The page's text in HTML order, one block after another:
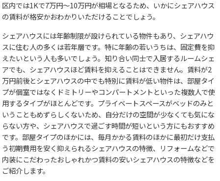
区内では1Kで7万円～10万円が相場となるため、いかにシェアハウス
の賃料が格安かおわかりいただけることでしょう。
シェアハウスには年齢制限が設けられている物件もあり、シェアハウ
スに住む人の多くは若年層です。特に年齢の若いうちは、固定費を抑
えたいという人も多いでしょう。知り合い同士で入居するルームシェ
アでも、シェアハウスほど賃料を抑えることはできません。賃料が2
万円前後とシェアハウスの中でも特別に賃料が低い物件は、部屋タイ
プが個室ではなくドミトリーやコンパートメントといった複数人で使
用するタイプがほとんどです。プライベートスペースがベッドのみと
いうこともめずらしくないため、自分だけの空間が少なくても気にな
らない方や、シェアハウスで過ごす時間が短いという方にもおすすめ
です。部屋タイプのほかには、毎月かかる賃料のほかに最初だけ支払
う初期費用を安く抑えられるシェアハウスの特徴、リフォームなどで
内装にこだわったおしゃれかつ賃料の安いシェアハウスの特徴などを
ご紹介します。